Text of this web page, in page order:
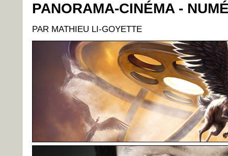
PANORAMA-CINÉMA -
PAR MATHIEU LI-GOYETTE